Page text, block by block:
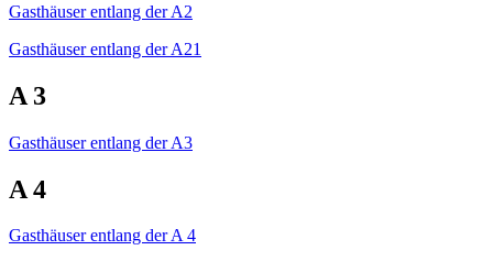
Gasthäuser entlang der A2
Gasthäuser entlang der A21
A 3
Gasthäuser entlang der A3
A 4
Gasthäuser entlang der A 4